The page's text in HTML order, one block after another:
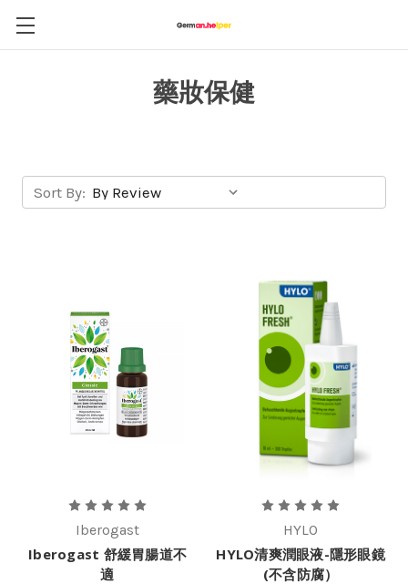
藥妝保健
Sort By:
Iberogast
Iberogast 舒緩胃腸道不
適
HYLO
HYLO清爽潤眼液-隱形眼鏡
(不含防腐）